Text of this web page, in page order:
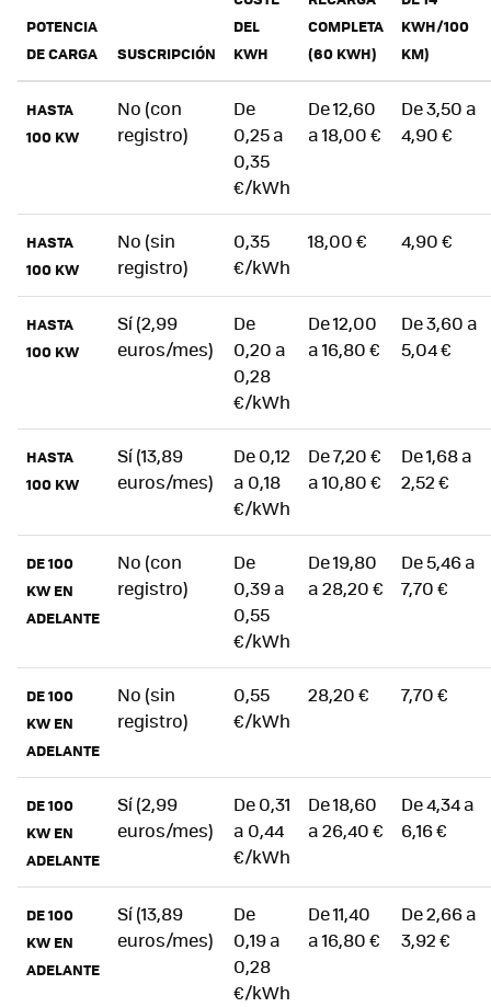
POTENCIA
DE CARGA
SUSCRIPCIÓN
DEL
KWH
COMPLETA
(60 KWH)
KWH/100
KM)
HASTA
100 KW
No (con
registro)
De
0,25 a
0,35
€/kWh
De 12,60
a 18,00 €
De 3,50 a
4,90 €
HASTA
100 KW
No (sin
registro)
0,35
€/kWh
18,00 € 4,90 €
HASTA
100 KW
Sí (2,99
euros/mes)
De
0,20 a
0,28
€/kWh
De 12,00
a 16,80 €
De 3,60 a
5,04 €
HASTA
100 KW
Sí (13,89
euros/mes)
De 0,12
a 0,18
€/kWh
De 7,20 €
a 10,80 €
De 1,68 a
2,52 €
DE 100
KW EN
ADELANTE
No (con
registro)
De
0,39 a
0,55
€/kWh
De 19,80
a 28,20 €
De 5,46 a
7,70 €
DE 100
KW EN
ADELANTE
No (sin
registro)
0,55
€/kWh
28,20 € 7,70 €
DE 100
KW EN
ADELANTE
Sí (2,99
euros/mes)
De 0,31
a 0,44
€/kWh
De 18,60
a 26,40 €
De 4,34 a
6,16 €
DE 100
KW EN
ADELANTE
Sí (13,89
euros/mes)
De
0,19 a
0,28
€/kWh
De 11,40
a 16,80 €
De 2,66 a
3,92 €